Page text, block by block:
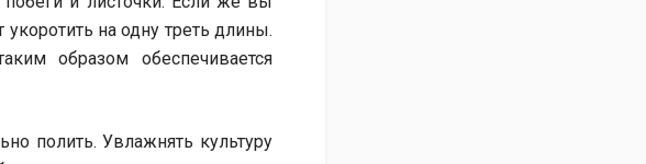
на одну треть длины.
образом обеспечивается
полить. Увлажнять культуру